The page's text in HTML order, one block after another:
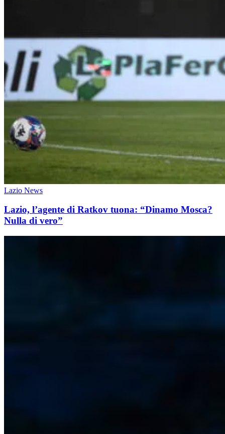
Lazio News
Lazio, l’agente di Ratkov tuona: “Dinamo Mosca?
Nulla di vero”